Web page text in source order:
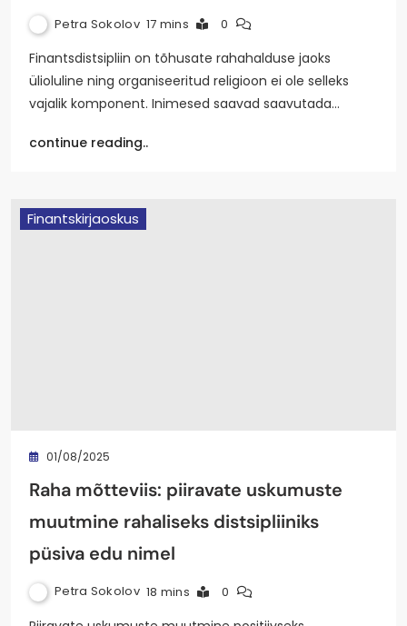
Petra Sokolov 17 mins 0
Finantsdistsipliin on tõhusate rahahalduse jaoks
ülioluline ning organiseeritud religioon ei ole selleks
vajalik komponent. Inimesed saavad saavutada…
continue reading..
Finantskirjaoskus
01/08/2025
Raha mõtteviis: piiravate uskumuste
muutmine rahaliseks distsipliiniks
püsiva edu nimel
Petra Sokolov 18 mins 0